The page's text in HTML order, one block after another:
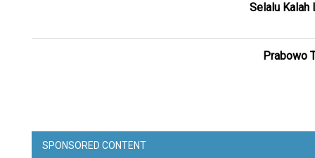
Selalu Kalah
Prabowo
SPONSORED CONTENT